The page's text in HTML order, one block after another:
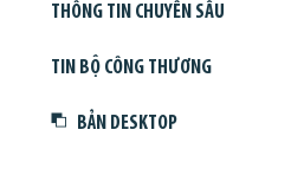
THÔNG TIN CHUYÊN SÂU
TIN BỘ CÔNG THƯƠNG
BẢN DESKTOP